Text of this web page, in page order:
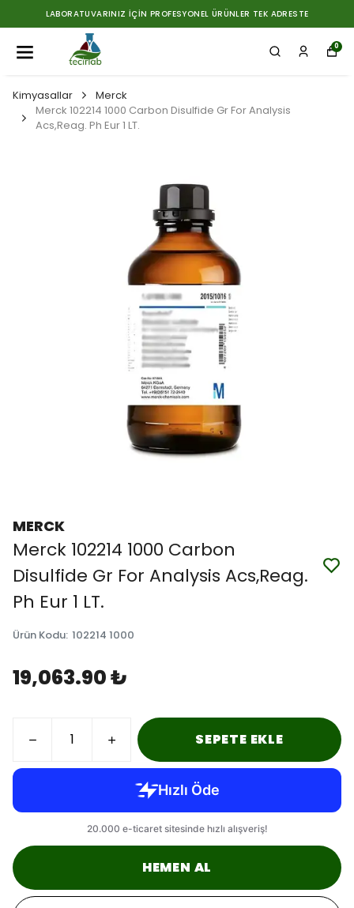
LABORATUVARINIZ İÇIN PROFESYONEL ÜRÜNLER TEK ADRESTE
0
Kimyasallar
Merck
Merck 102214 1000 Carbon Disulfide Gr For Analysis
Acs,Reag. Ph Eur 1 LT.
MERCK
Merck 102214 1000 Carbon
Disulfide Gr For Analysis Acs,Reag.
Ph Eur 1 LT.
Ürün Kodu: 102214 1000
19,063.90 ₺
SEPETE EKLE
HEMEN AL